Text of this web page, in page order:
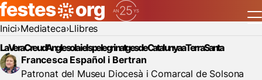
Inici Mediateca Llibres
La Vera Creu d'Anglesola i els pelegrinatges de Catalunya a Terra Santa
Francesca Español i Bertran
Patronat del Museu Diocesà i Comarcal de Solsona